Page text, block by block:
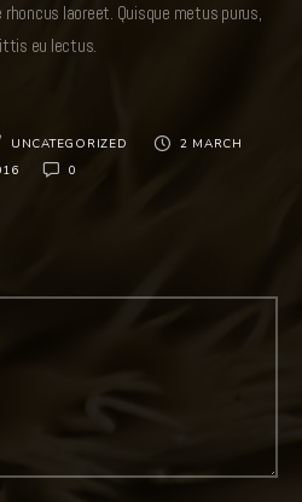
laoreet. Quisque metus purus,
eu lectus.
UNCATEGORIZED
2 MARCH
0